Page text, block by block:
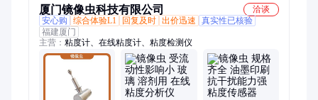
仪 运动粘度计 全
自动粘度测定仪
PVC比浓粘度测
定仪
厦门镜像虫科技有限公司
洽谈
安心购
综合体验L1 回复及时 出价迅速
真实性已核验
福建厦门
主营： 粘度计、在线粘度计、粘度检测仪